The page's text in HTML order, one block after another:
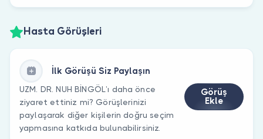
Hasta Görüşleri
İlk Görüşü Siz Paylaşın
UZM. DR. NUH BİNGÖL’ı daha önce
ziyaret ettiniz mi? Görüşlerinizi
paylaşarak diğer kişilerin doğru seçim
yapmasına katkıda bulunabilirsiniz.
Görüş
Ekle